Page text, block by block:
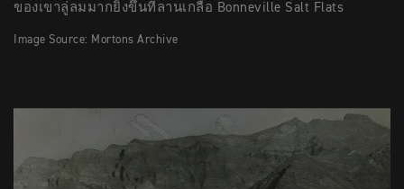
ของเขาลู่ลมมากยิ่งขึ้นที่ลานเกลือ Bonneville Salt Flats
Image Source: Mortons Archive